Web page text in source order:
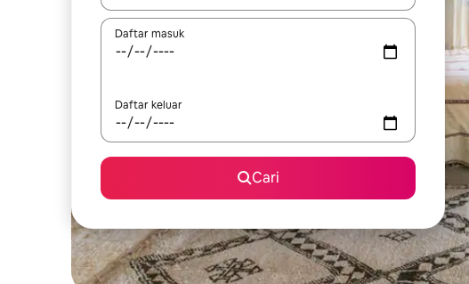
Daftar masuk
Daftar keluar
Cari